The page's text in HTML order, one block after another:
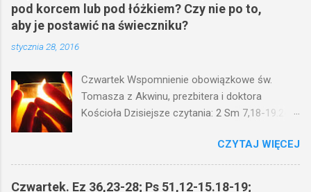
pod korcem lub pod łóżkiem? Czy nie po to,
aby je postawić na świeczniku?
stycznia 28, 2016
Czwartek Wspomnienie obowiązkowe św.
Tomasza z Akwinu, prezbitera i doktora
Kościoła Dzisiejsze czytania: 2 Sm 7,18-19.24-
(Mk 4,21-25) Jezus mówił ludowi: Czy po to
wnosi się światło, by je postawić pod korcem
CZYTAJ WIĘCEJ
Czwartek. Ez 36,23-28; Ps 51,12-15.18-19;